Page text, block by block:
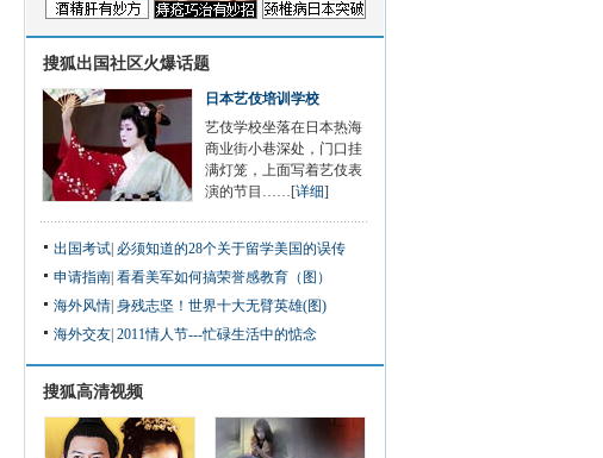
搜狐出国社区火爆话题
日本艺伎培训学校
艺伎学校坐落在日本热海
商业街小巷深处，门口挂
满灯笼，上面写着艺伎表
演的节目……[详细]
出国考试 必须知道的28个关于留学美国的误传
申请指南 看看美军如何搞荣誉感教育（图）
海外风情 身残志坚！世界十大无臂英雄(图)
海外交友 2011情人节---忙碌生活中的惦念
搜狐高清视频